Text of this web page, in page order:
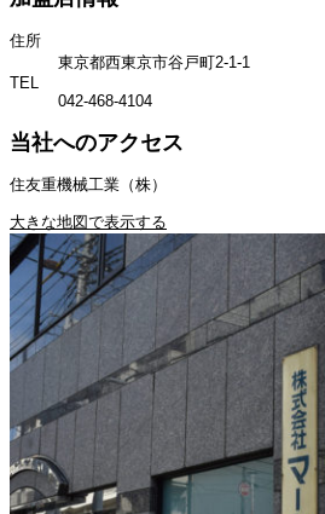
住所
東京都西東京市谷戸町2-1-1
TEL
042-468-4104
当社へのアクセス
住友重機械工業（株）
大きな地図で表示する